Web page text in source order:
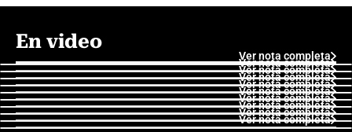
En video
Ver nota completa
Ver nota completa
Ver nota completa
Ver nota completa
Ver nota completa
Ver nota completa
Ver nota completa
Ver nota completa
Ver nota completa
Ver nota completa